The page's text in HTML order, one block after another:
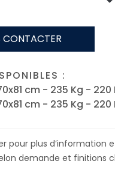
CONTACTER
:
cm - 235 Kg - 220
cm - 235 Kg - 220
pour plus d’information
demande et finitions